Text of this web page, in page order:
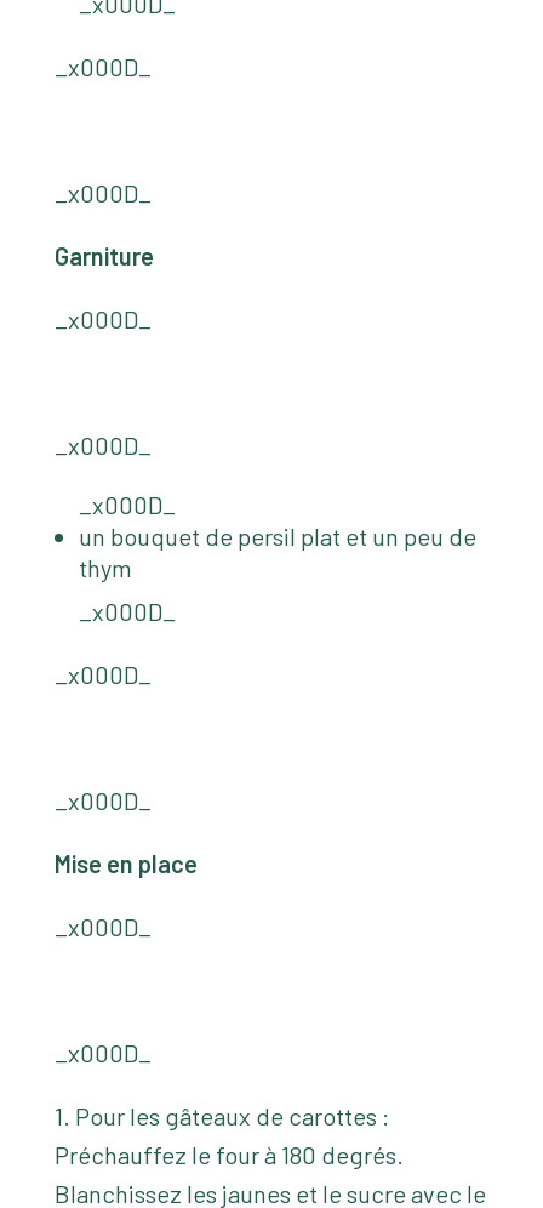
_x000D_
_x000D_
Garniture
_x000D_
_x000D_
_x000D_
un bouquet de persil plat et un peu de
thym
_x000D_
_x000D_
_x000D_
Mise en place
_x000D_
_x000D_
1. Pour les gâteaux de carottes :
Préchauffez le four à 180 degrés.
Blanchissez les jaunes et le sucre avec le